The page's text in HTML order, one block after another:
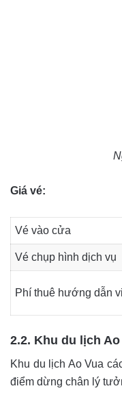
Giá vé:
Vé vào cửa
Vé chụp hình dịch vụ
Phí thuê hướng dẫn
2.2. Khu du lịch Ao
Khu du lịch Ao Vua
điểm dừng chân lý